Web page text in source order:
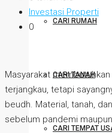
CARI RUMAH
CARI TANAH
CARI TEMPAT
Investasi Properti
0
Masyarakat
terjangkau, tetapi
beudh. Material, tanah,
sebelum pandemi